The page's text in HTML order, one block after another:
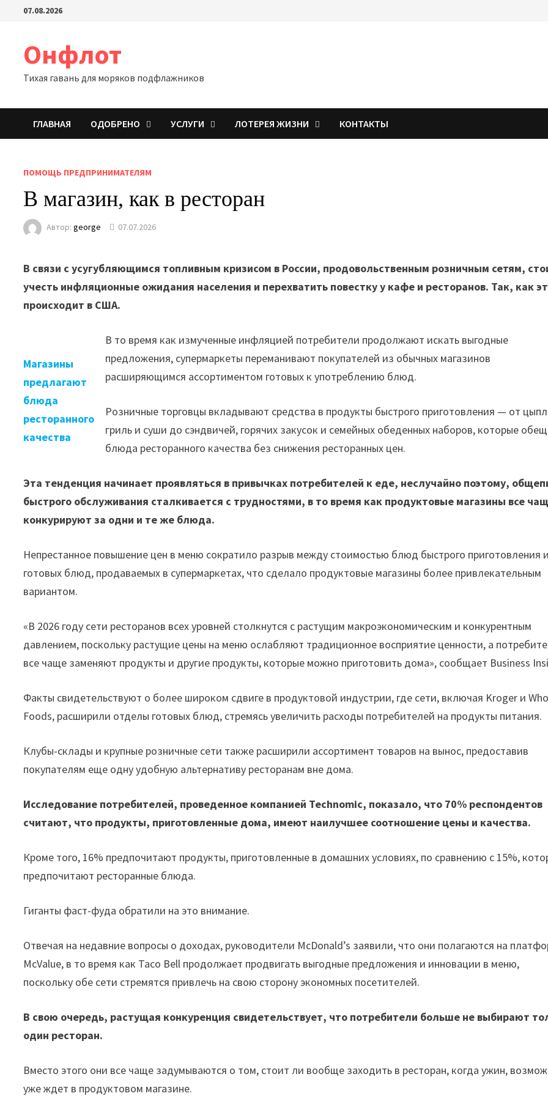
Перейти07.08.2026
Онфлот
Тихая гавань для моряков подфлажников
ГЛАВНАЯ ОДОБРЕНО УСЛУГИ ЛОТЕРЕЯ ЖИЗНИ КОНТАКТЫ
ПОМОЩЬ ПРЕДПРИНИМАТЕЛЯМ
В магазин, как в ресторан
Автор:george 07.07.2026
В связи с усугубляющимся топливным кризисом в России, продовольственным розничным сетям,
учесть инфляционные ожидания населения и перехватить повестку у кафе и ресторанов. Так, как
происходит в США.
Магазины
предлагают
блюда
ресторанного
качества
В то время как измученные инфляцией потребители продолжают искать выгодные
предложения, супермаркеты переманивают покупателей из обычных магазинов
расширяющимся ассортиментом готовых к употреблению блюд.
Розничные торговцы вкладывают средства в продукты быстрого приготовления — от
гриль и суши до сэндвичей, горячих закусок и семейных обеденных наборов, которые
блюда ресторанного качества без снижения ресторанных цен.
Эта тенденция начинает проявляться в привычках потребителей к еде, неслучайно поэтому,
быстрого обслуживания сталкивается с трудностями, в то время как продуктовые магазины все
конкурируют за одни и те же блюда.
Непрестанное повышение цен в меню сократило разрыв между стоимостью блюд быстрого приготовления и
готовых блюд, продаваемых в супермаркетах, что сделало продуктовые магазины более привлекательным
вариантом.
«В 2026 году сети ресторанов всех уровней столкнутся с растущим макроэкономическим и конкурентным
давлением, поскольку растущие цены на меню ослабляют традиционное восприятие ценности, а
все чаще заменяют продукты и другие продукты, которые можно приготовить дома», сообщает Business
Факты свидетельствуют о более широком сдвиге в продуктовой индустрии, где сети, включая Kroger и
Foods, расширили отделы готовых блюд, стремясь увеличить расходы потребителей на продукты питания.
Клубы-склады и крупные розничные сети также расширили ассортимент товаров на вынос, предоставив
покупателям еще одну удобную альтернативу ресторанам вне дома.
Исследование потребителей, проведенное компанией Technomic, показало, что 70% респондентов
считают, что продукты, приготовленные дома, имеют наилучшее соотношение цены и качества.
Кроме того, 16% предпочитают продукты, приготовленные в домашних условиях, по сравнению с 15%,
предпочитают ресторанные блюда.
Гиганты фаст-фуда обратили на это внимание.
Отвечая на недавние вопросы о доходах, руководители McDonald’s заявили, что они полагаются на
McValue, в то время как Taco Bell продолжает продвигать выгодные предложения и инновации в меню,
поскольку обе сети стремятся привлечь на свою сторону экономных посетителей.
В свою очередь, растущая конкуренция свидетельствует, что потребители больше не выбирают
один ресторан.
Вместо этого они все чаще задумываются о том, стоит ли вообще заходить в ресторан, когда ужин,
уже ждет в продуктовом магазине.